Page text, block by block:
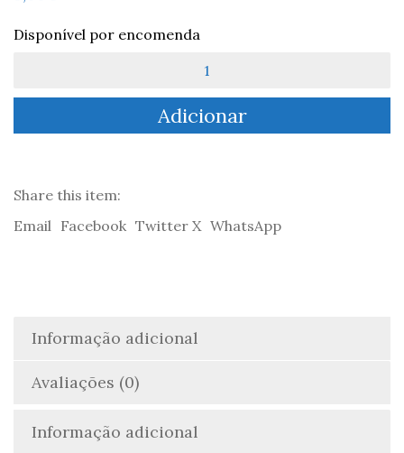
Disponível por encomenda
Edmund
A
consistência
João
Adicionar
Share this item:
Email Facebook Twitter X WhatsApp
Informação adicional
Avaliações (0)
Informação adicional